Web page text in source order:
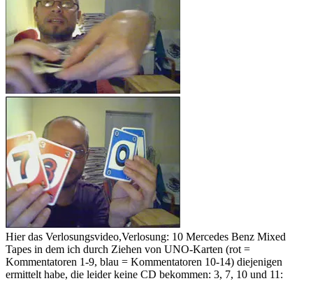
Hier das Verlosungsvideo,Verlosung: 10 Mercedes Benz Mixed
Tapes in dem ich durch Ziehen von UNO-Karten (rot =
Kommentatoren 1-9, blau = Kommentatoren 10-14) diejenigen
ermittelt habe, die leider keine CD bekommen: 3, 7, 10 und 11: